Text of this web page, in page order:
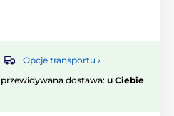
Opcje transportu ›
przewidywana dostawa: u Ciebie